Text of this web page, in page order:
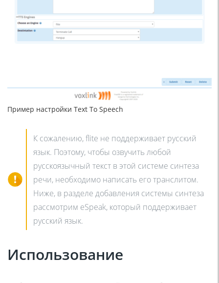
Пример настройки Text To Speech
К сожалению, flite не поддерживает русский
язык. Поэтому, чтобы озвучить любой
русскоязычный текст в этой системе синтеза
речи, необходимо написать его транслитом.
Ниже, в разделе добавления системы синтеза
рассмотрим eSpeak, который поддерживает
русский язык.
Использование